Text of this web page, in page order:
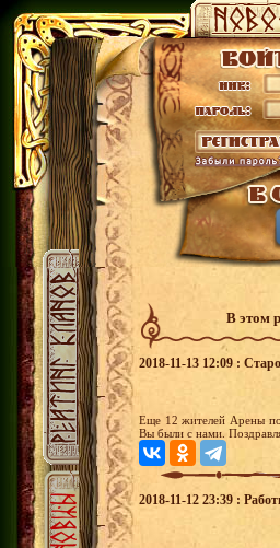
В этом
2018-11-13 12:09 :
Еще 12 жителей Арены
Вы были с нами.
2018-11-12 23:39 :